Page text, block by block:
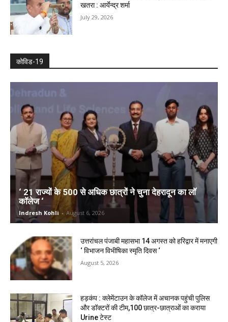
खतरा : आर्येन्द्र शर्मा
July 29, 2026
कोविड-19
‘ 21 राज्यों के 500 से अधिक छात्रों ने चुना देहरादून का लाॅ
काॅलेज ‘
Indresh Kohli - August 6, 2026
उत्तरांचल पंजाबी महासभा 14 अगस्त को हरिद्वार में मनाएगी
‘ विभाजन विभीषिका स्मृति दिवस ‘
August 5, 2026
हड़कंप : क्लेमेंटाउन के कॉलेज में अचानक पहुंची पुलिस
और डॉक्टरों की टीम,100 छात्र-छात्राओं का कराया
Urine टेस्ट